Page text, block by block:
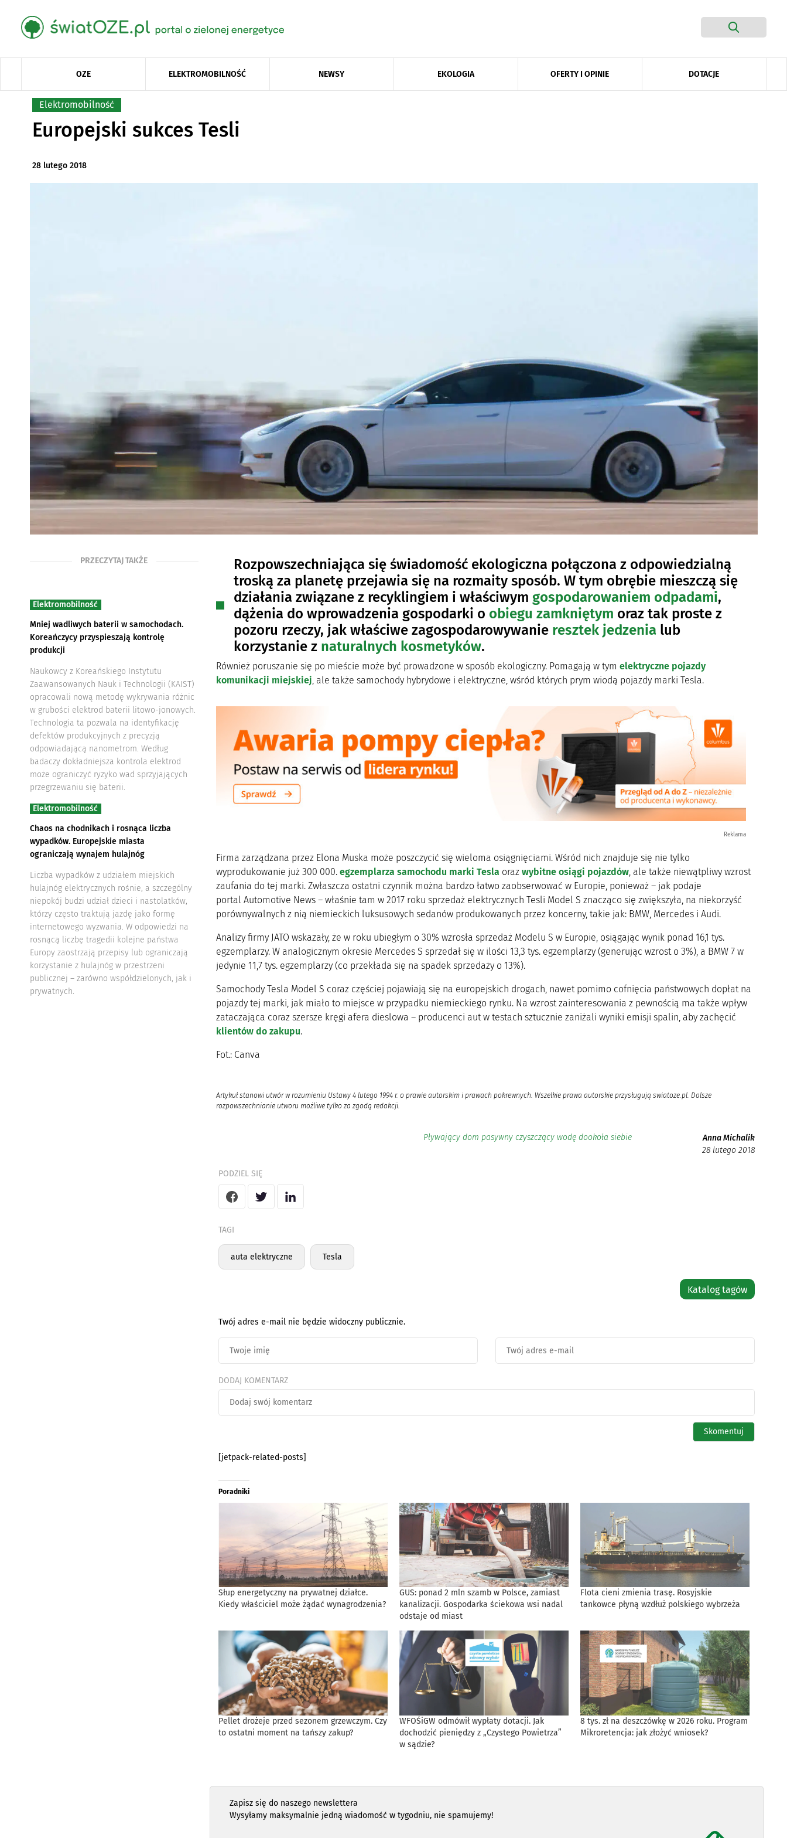
OZE ELEKTROMOBILNOŚĆ NEWSY EKOLOGIA OFERTY I OPINIE DOTACJE
Elektromobilność
Europejski sukces Tesli
28 lutego 2018
PRZECZYTAJ TAKŻE
Elektromobilność
Mniej wadliwych baterii w samochodach.
Koreańczycy przyspieszają kontrolę
produkcji
Naukowcy z Koreańskiego Instytutu
Zaawansowanych Nauk i Technologii (KAIST)
opracowali nową metodę wykrywania różnic
w grubości elektrod baterii litowo-jonowych.
Technologia ta pozwala na identyfikację
defektów produkcyjnych z precyzją
odpowiadającą nanometrom. Według
badaczy dokładniejsza kontrola elektrod
może ograniczyć ryzyko wad sprzyjających
przegrzewaniu się baterii.
Elektromobilność
Chaos na chodnikach i rosnąca liczba
wypadków. Europejskie miasta
ograniczają wynajem hulajnóg
Liczba wypadków z udziałem miejskich
hulajnóg elektrycznych rośnie, a szczególny
niepokój budzi udział dzieci i nastolatków,
którzy często traktują jazdę jako formę
internetowego wyzwania. W odpowiedzi na
rosnącą liczbę tragedii kolejne państwa
Europy zaostrzają przepisy lub ograniczają
korzystanie z hulajnóg w przestrzeni
publicznej – zarówno współdzielonych, jak i
prywatnych.
Rozpowszechniająca się świadomość ekologiczna połączona z odpowiedzialną
troską za planetę przejawia się na rozmaity sposób. W tym obrębie mieszczą się
działania związane z recyklingiem i właściwym gospodarowaniem odpadami,
dążenia do wprowadzenia gospodarki o obiegu zamkniętym oraz tak proste z
pozoru rzeczy, jak właściwe zagospodarowywanie resztek jedzenia lub
korzystanie z naturalnych kosmetyków.
Również poruszanie się po mieście może być prowadzone w sposób ekologiczny. Pomagają w tym elektryczne pojazdy
komunikacji miejskiej, ale także samochody hybrydowe i elektryczne, wśród których prym wiodą pojazdy marki Tesla.
Reklama
Firma zarządzana przez Elona Muska może poszczycić się wieloma osiągnięciami. Wśród nich znajduje się nie tylko
wyprodukowanie już 300 000. egzemplarza samochodu marki Tesla oraz wybitne osiągi pojazdów, ale także niewątpliwy wzrost
zaufania do tej marki. Zwłaszcza ostatni czynnik można bardzo łatwo zaobserwować w Europie, ponieważ – jak podaje
portal Automotive News – właśnie tam w 2017 roku sprzedaż elektrycznych Tesli Model S znacząco się zwiększyła, na niekorzyść
porównywalnych z nią niemieckich luksusowych sedanów produkowanych przez koncerny, takie jak: BMW, Mercedes i Audi.
Analizy firmy JATO wskazały, że w roku ubiegłym o 30% wzrosła sprzedaż Modelu S w Europie, osiągając wynik ponad 16,1 tys.
egzemplarzy. W analogicznym okresie Mercedes S sprzedał się w ilości 13,3 tys. egzemplarzy (generując wzrost o 3%), a BMW 7 w
jedynie 11,7 tys. egzemplarzy (co przekłada się na spadek sprzedaży o 13%).
Samochody Tesla Model S coraz częściej pojawiają się na europejskich drogach, nawet pomimo cofnięcia państwowych dopłat na
pojazdy tej marki, jak miało to miejsce w przypadku niemieckiego rynku. Na wzrost zainteresowania z pewnością ma także wpływ
zataczająca coraz szersze kręgi afera dieslowa – producenci aut w testach sztucznie zaniżali wyniki emisji spalin, aby zachęcić
klientów do zakupu.
Fot.: Canva
Artykuł stanowi utwór w rozumieniu Ustawy 4 lutego 1994 r. o prawie autorskim i prawach pokrewnych. Wszelkie prawa autorskie przysługują swiatoze.pl. Dalsze
rozpowszechnianie utworu możliwe tylko za zgodą redakcji.
Pływający dom pasywny czyszczący wodę dookoła siebie
Anna Michalik
28 lutego 2018
PODZIEL SIĘ
TAGI
auta elektryczne Tesla
Katalog tagów
Twój adres e-mail nie będzie widoczny publicznie.
DODAJ KOMENTARZ
[jetpack-related-posts]
Poradniki
Słup energetyczny na prywatnej działce.
Kiedy właściciel może żądać wynagrodzenia?
GUS: ponad 2 mln szamb w Polsce, zamiast
kanalizacji. Gospodarka ściekowa wsi nadal
odstaje od miast
Flota cieni zmienia trasę. Rosyjskie
tankowce płyną wzdłuż polskiego wybrzeża
Pellet drożeje przed sezonem grzewczym. Czy
to ostatni moment na tańszy zakup?
WFOŚiGW odmówił wypłaty dotacji. Jak
dochodzić pieniędzy z „Czystego Powietrza”
w sądzie?
8 tys. zł na deszczówkę w 2026 roku. Program
Mikroretencja: jak złożyć wniosek?
Zapisz się do naszego newslettera
Wysyłamy maksymalnie jedną wiadomość w tygodniu, nie spamujemy!